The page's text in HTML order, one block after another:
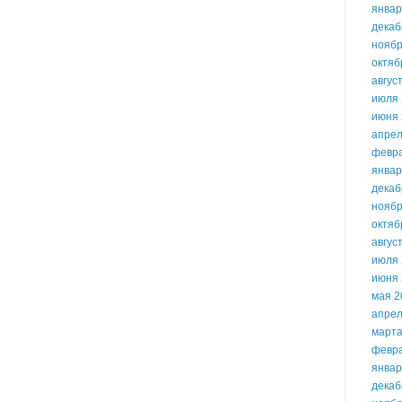
июля
июня
июля
июня
мая